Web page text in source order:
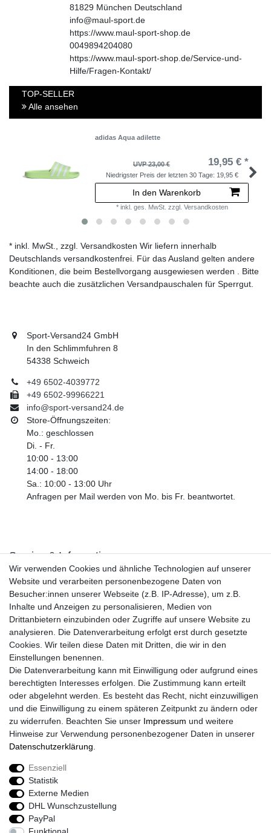
81829 München Deutschland
info@maul-sport.de
https://www.maul-sport-shop.de
0049894204080
https://www.maul-sport-shop.de/Service-und-
Hilfe/Fragen-Kontakt/
TOP-SELLER
Alle ansehen
adidas Aqua adilette
UVP 23,00 € 19,95 € *
Niedrigster Preis der letzten 30 Tage: 19,95 €
In den Warenkorb
* inkl. ges. MwSt. zzgl. Versandkosten
* inkl. MwSt., zzgl. Versandkosten Wir liefern innerhalb
Deutschlands versandkostenfrei. Für das Ausland gelten andere
Konditionen, die beim Bestellvorgang ausgewiesen werden . Bitte
beachte auch die zusätzlichen Versandpauschalen für Sperrgut.
Sport-Versand24 GmbH
In den Schlimmfuhren 8
54338 Schweich
+49 6502-4039772
+49 6502-99966221
info@sport-versand24.de
Store-Öffnungszeiten:
Mo.: geschlossen
Di. - Fr.
10:00 - 13:00
14:00 - 18:00
Sa.: 10:00 - 13:00 Uhr
Anfragen per Mail werden von Mo. bis Fr. beantwortet.
Service & Informationen
Kontakt
Retouren
Widerrufsrecht
Widerrufs­formular
Impressum
Daten­schutz­erklärung
AGB
Größentabelle
Kataloge
Barrierefreiheitserklärung
Sicherheitsinformationen
Zahlung und Versand
Wir verwenden Cookies und ähnliche Technologien auf unserer
Website und verarbeiten personenbezogene Daten von
Besucher:innen unserer Webseite (z.B. IP-Adresse), um z.B.
Inhalte und Anzeigen zu personalisieren, Medien von
Drittanbietern einzubinden oder Zugriffe auf unsere Website zu
analysieren. Die Datenverarbeitung erfolgt erst durch gesetzte
Cookies. Wir teilen diese Daten mit Dritten, die wir in den
Einstellungen benennen.
Die Datenverarbeitung kann mit Einwilligung oder aufgrund eines
berechtigten Interesses erfolgen. Die Zustimmung kann erteilt
oder abgelehnt werden. Es besteht das Recht, nicht einzuwilligen
und die Einwilligung zu einem späteren Zeitpunkt zu ändern oder
zu widerrufen. Beachten Sie unser Impressum und weitere
Hinweise zur Verwendung personenbezogener Daten in unserer
Daten­schutz­erklärung
Essenziell
Statistik
Externe Medien
DHL Wunschzustellung
PayPal